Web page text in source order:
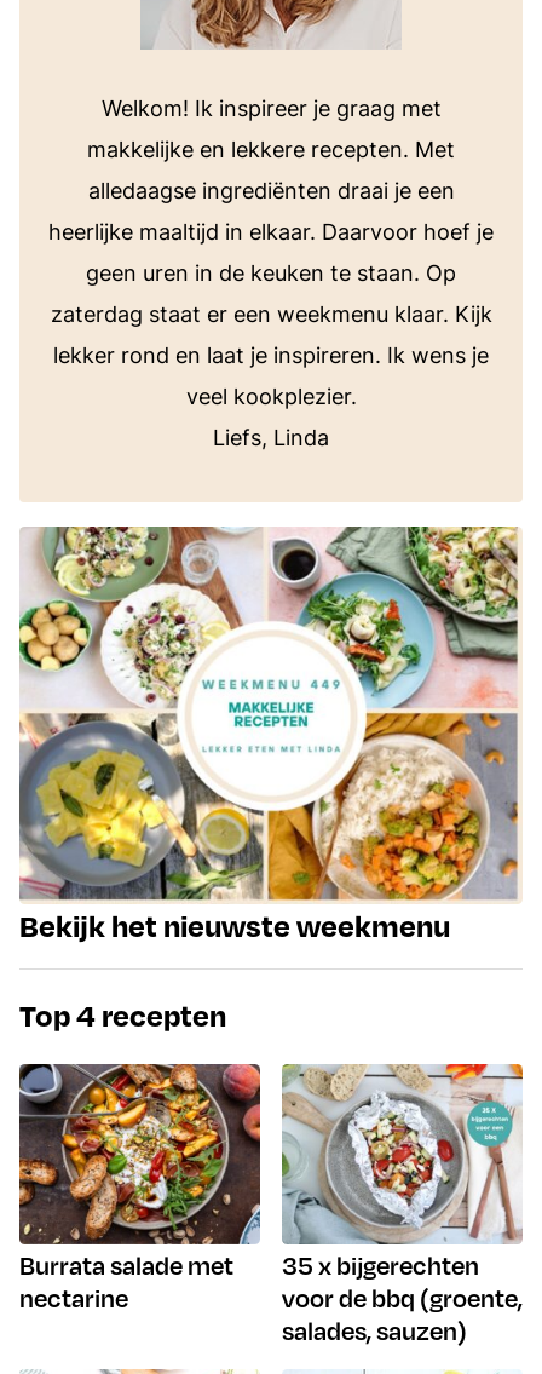
Welkom! Ik inspireer je graag met
makkelijke en lekkere recepten. Met
alledaagse ingrediënten draai je een
heerlijke maaltijd in elkaar. Daarvoor hoef je
geen uren in de keuken te staan. Op
zaterdag staat er een weekmenu klaar. Kijk
lekker rond en laat je inspireren. Ik wens je
veel kookplezier.
Liefs, Linda
Bekijk het nieuwste weekmenu
Top 4 recepten
Burrata salade met
nectarine
35 x bijgerechten
voor de bbq (groente,
salades, sauzen)